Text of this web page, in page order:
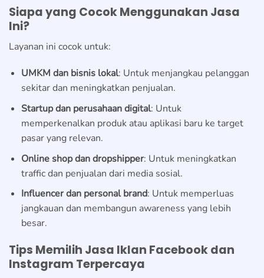
Siapa yang Cocok Menggunakan Jasa
Ini?
Layanan ini cocok untuk:
UMKM dan bisnis lokal: Untuk menjangkau pelanggan
sekitar dan meningkatkan penjualan.
Startup dan perusahaan digital: Untuk
memperkenalkan produk atau aplikasi baru ke target
pasar yang relevan.
Online shop dan dropshipper: Untuk meningkatkan
traffic dan penjualan dari media sosial.
Influencer dan personal brand: Untuk memperluas
jangkauan dan membangun awareness yang lebih
besar.
Tips Memilih Jasa Iklan Facebook dan
Instagram Terpercaya